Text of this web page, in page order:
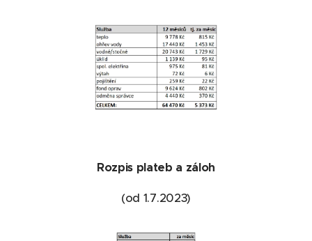
Rozpis plateb a záloh
(od 1.7.2023)